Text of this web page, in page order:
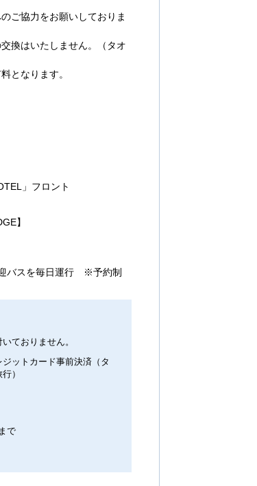
ご協力をお願いしておりま
換はいたしません。（タオ
となります。
」フロント
】
バスを毎日運行 ※予約制
ておりません。
ットカード事前決済（タ
）
で